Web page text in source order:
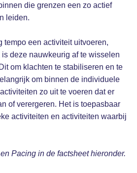
die grenzen een zo actief
leiden.
tempo een activiteit uitvoeren,
deze nauwkeurig af te wisselen
om klachten te stabiliseren en te
om binnen de individuele
zo uit te voeren dat er
of verergeren. Het is toepasbaar
activiteiten en activiteiten waarbij
Pacing in de factsheet hieronder.